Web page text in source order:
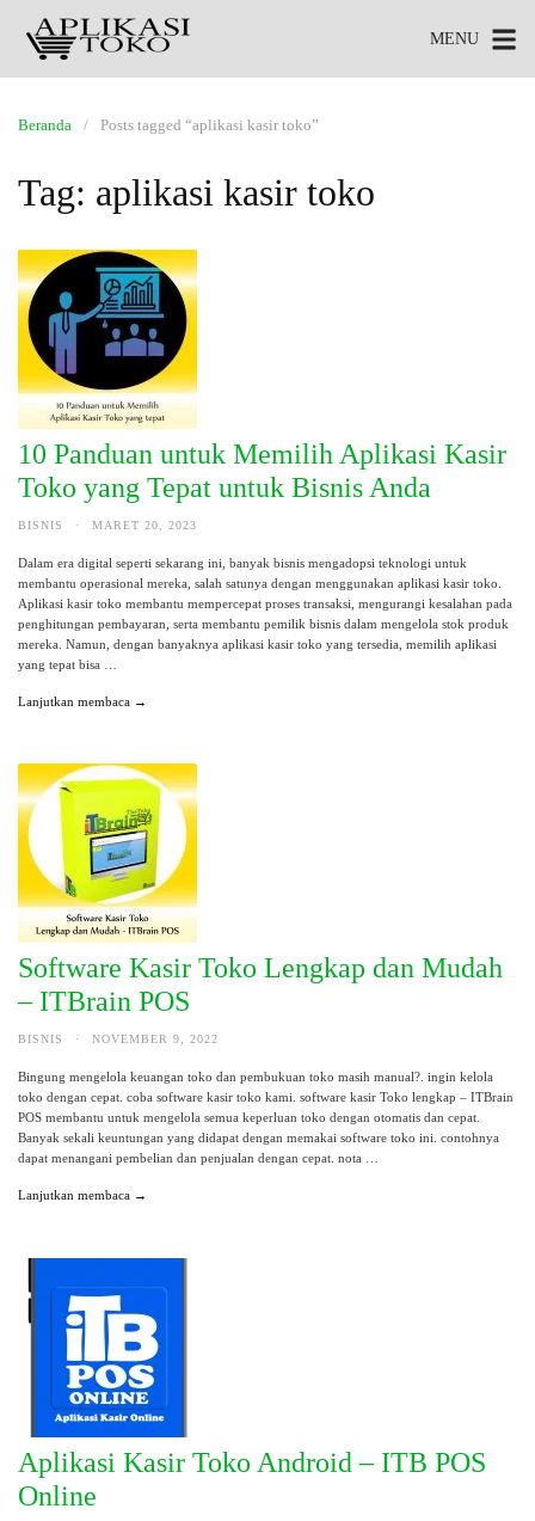
MENU
Beranda Posts tagged “aplikasi kasir toko”
Tag: aplikasi kasir toko
10 Panduan untuk Memilih Aplikasi Kasir
Toko yang Tepat untuk Bisnis Anda
BISNIS · MARET 20, 2023
Dalam era digital seperti sekarang ini, banyak bisnis mengadopsi teknologi untuk
membantu operasional mereka, salah satunya dengan menggunakan aplikasi kasir toko.
Aplikasi kasir toko membantu mempercepat proses transaksi, mengurangi kesalahan pada
penghitungan pembayaran, serta membantu pemilik bisnis dalam mengelola stok produk
mereka. Namun, dengan banyaknya aplikasi kasir toko yang tersedia, memilih aplikasi
yang tepat bisa …
Lanjutkan membaca →
Software Kasir Toko Lengkap dan Mudah
– ITBrain POS
BISNIS · NOVEMBER 9, 2022
Bingung mengelola keuangan toko dan pembukuan toko masih manual?. ingin kelola
toko dengan cepat. coba software kasir toko kami. software kasir Toko lengkap – ITBrain
POS membantu untuk mengelola semua keperluan toko dengan otomatis dan cepat.
Banyak sekali keuntungan yang didapat dengan memakai software toko ini. contohnya
dapat menangani pembelian dan penjualan dengan cepat. nota …
Lanjutkan membaca →
Aplikasi Kasir Toko Android – ITB POS
Online